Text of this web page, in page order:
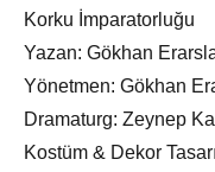
Korku İmparatorluğu
Yazan: Gökhan
Yönetmen: Gökhan
Dramaturg: Zeynep
Kostüm & Dekor